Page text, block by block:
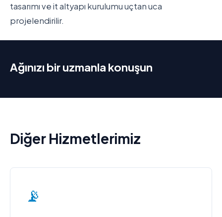
tasarımı ve it altyapı kurulumu uçtan uca
projelendirilir.
Ağınızı bir uzmanla konuşun
Diğer Hizmetlerimiz
📡